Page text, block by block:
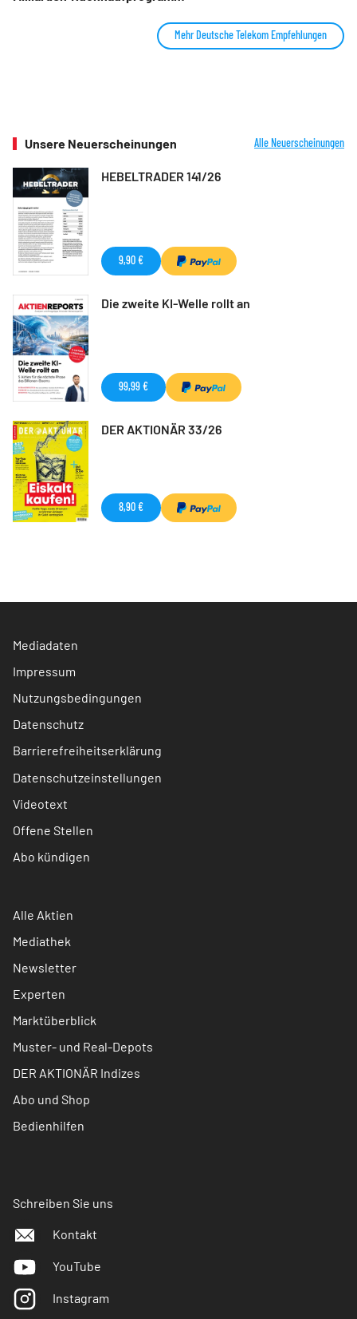
Mehr Deutsche Telekom Empfehlungen
Unsere Neuerscheinungen Alle Neuerscheinungen
HEBELTRADER 141/26
9,90 €
Die zweite KI-Welle rollt an
99,99 €
DER AKTIONÄR 33/26
8,90 €
Mediadaten
Impressum
Nutzungsbedingungen
Datenschutz
Barrierefreiheitserklärung
Datenschutzeinstellungen
Videotext
Offene Stellen
Abo kündigen
Alle Aktien
Mediathek
Newsletter
Experten
Marktüberblick
Muster- und Real-Depots
DER AKTIONÄR Indizes
Abo und Shop
Bedienhilfen
Schreiben Sie uns
Kontakt
YouTube
Instagram